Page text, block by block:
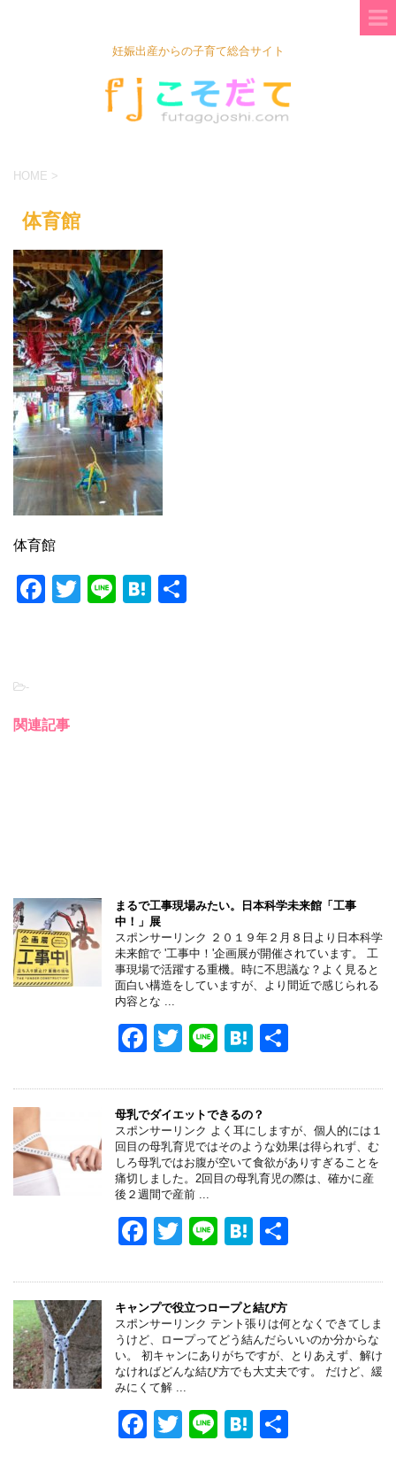
妊娠出産からの子育て総合サイト
HOME >
体育館
体育館
F
o
T
Li
H
-
関連記事
まるで工事現場みたい。日本科学未来館「工事
中！」展
スポンサーリンク ２０１９年２月８日より日本科学
未来館で '工事中！'企画展が開催されています。 工
事現場で活躍する重機。時に不思議な？よく見ると
面白い構造をしていますが、より間近で感じられる
内容とな ...
F
c
e
b
o
o
k
T
tt
er
Li
e
H
e
n
a
母乳でダイエットできるの？
スポンサーリンク よく耳にしますが、個人的には１
回目の母乳育児ではそのような効果は得られず、む
しろ母乳ではお腹が空いて食欲がありすぎることを
痛切しました。2回目の母乳育児の際は、確かに産
後２週間で産前 ...
F
c
e
b
o
o
k
T
tt
er
Li
e
H
e
n
a
キャンプで役立つロープと結び方
スポンサーリンク テント張りは何となくできてしま
うけど、ロープってどう結んだらいいのか分からな
い。 初キャンにありがちですが、とりあえず、解け
なければどんな結び方でも大丈夫です。 だけど、緩
みにくて解 ...
F
T
Li
H